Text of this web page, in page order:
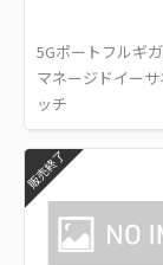
5Gポートフルギ
マネージドイー
ッチ
販売終了